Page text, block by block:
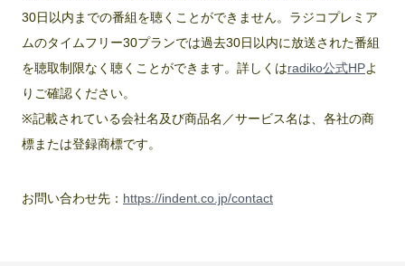
30日以内までの番組を聴くことができません。ラジコプレミア
ムのタイムフリー30プランでは過去30日以内に放送された番組
を聴取制限なく聴くことができます。詳しくはradiko公式HPよ
りご確認ください。
※記載されている会社名及び商品名／サービス名は、各社の商
標または登録商標です。
お問い合わせ先： https://indent.co.jp/contact